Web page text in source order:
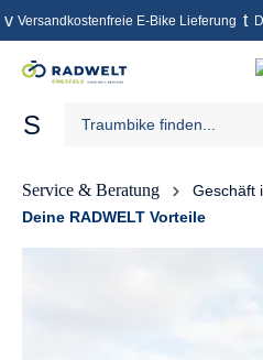
springen
Versandkostenfreie E-Bike Lieferung
Service & Beratung
Geschäft
Deine RADWELT Vorteile